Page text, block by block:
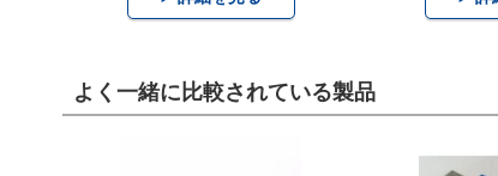
よく一緒に比較されている製品